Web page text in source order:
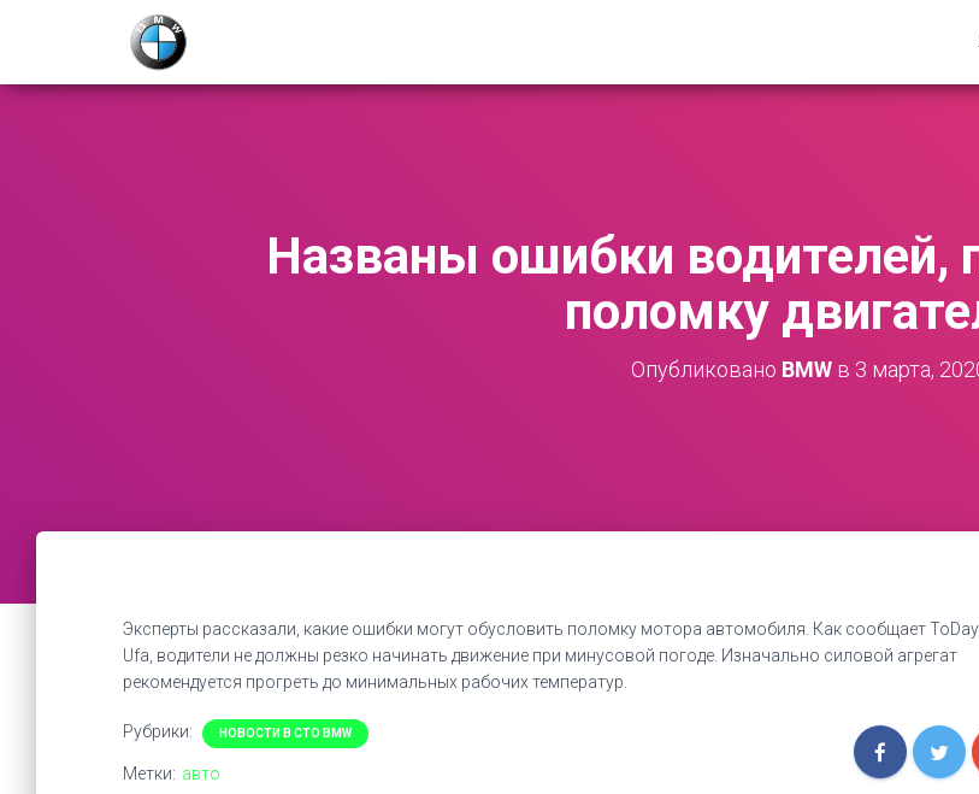
Названы ошибки водителей,
поломку
Опубликовано BMW в 3 марта,
Эксперты рассказали, какие ошибки могут обусловить поломку мотора автомобиля. Как сообщает
Ufa, водители не должны резко начинать движение при минусовой погоде. Изначально силовой агрегат
рекомендуется прогреть до минимальных рабочих температур.
Рубрики: НОВОСТИ В СТО BMW
Метки: авто